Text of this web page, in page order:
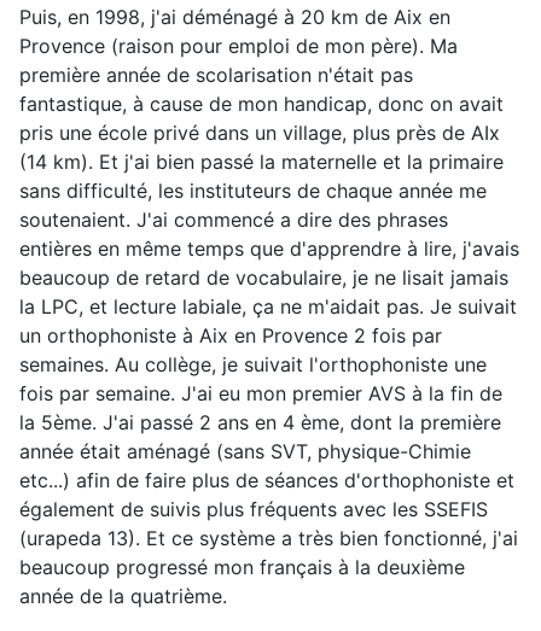
Puis, en 1998, j'ai déménagé à 20 km de Aix en
Provence (raison pour emploi de mon père). Ma
première année de scolarisation n'était pas
fantastique, à cause de mon handicap, donc on avait
pris une école privé dans un village, plus près de AIx
(14 km). Et j'ai bien passé la maternelle et la primaire
sans difficulté, les instituteurs de chaque année me
soutenaient. J'ai commencé a dire des phrases
entières en même temps que d'apprendre à lire, j'avais
beaucoup de retard de vocabulaire, je ne lisait jamais
la LPC, et lecture labiale, ça ne m'aidait pas. Je suivait
un orthophoniste à Aix en Provence 2 fois par
semaines. Au collège, je suivait l'orthophoniste une
fois par semaine. J'ai eu mon premier AVS à la fin de
la 5ème. J'ai passé 2 ans en 4 ème, dont la première
année était aménagé (sans SVT, physique-Chimie
etc...) afin de faire plus de séances d'orthophoniste et
également de suivis plus fréquents avec les SSEFIS
(urapeda 13). Et ce système a très bien fonctionné, j'ai
beaucoup progressé mon français à la deuxième
année de la quatrième.